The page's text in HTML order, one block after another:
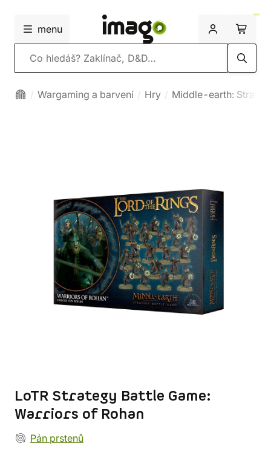
menu
Vyhledávání
Wargaming a barvení Hry Middle-earth:
LoTR Strategy Battle Game:
Warriors of Rohan
Pán prstenů